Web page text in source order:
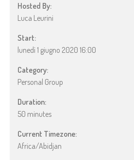
Hosted By:
Luca Leurini
Start:
lunedì 1 giugno 2020 16:00
Category:
Personal Group
Duration:
50 minutes
Current Timezone:
Africa/Abidjan